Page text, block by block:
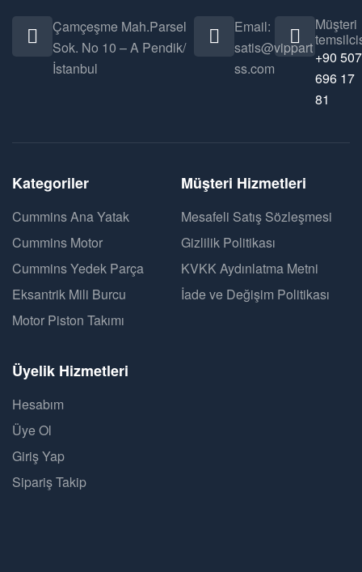
Çamçeşme Mah.Parsel
Sok. No 10 – A Pendik/
İstanbul
Email:
satis@vippart
ss.com
Müşteri
+90 507
696 17
81
Kategoriler
Cummins Ana Yatak
Cummins Motor
Cummins Yedek Parça
Eksantrik Mili Burcu
Motor Piston Takımı
Müşteri Hizmetleri
Mesafeli Satış Sözleşmesi
Gizlilik Politikası
KVKK Aydınlatma Metni
İade ve Değişim Politikası
Üyelik Hizmetleri
Hesabım
Üye Ol
Giriş Yap
Sipariş Takip